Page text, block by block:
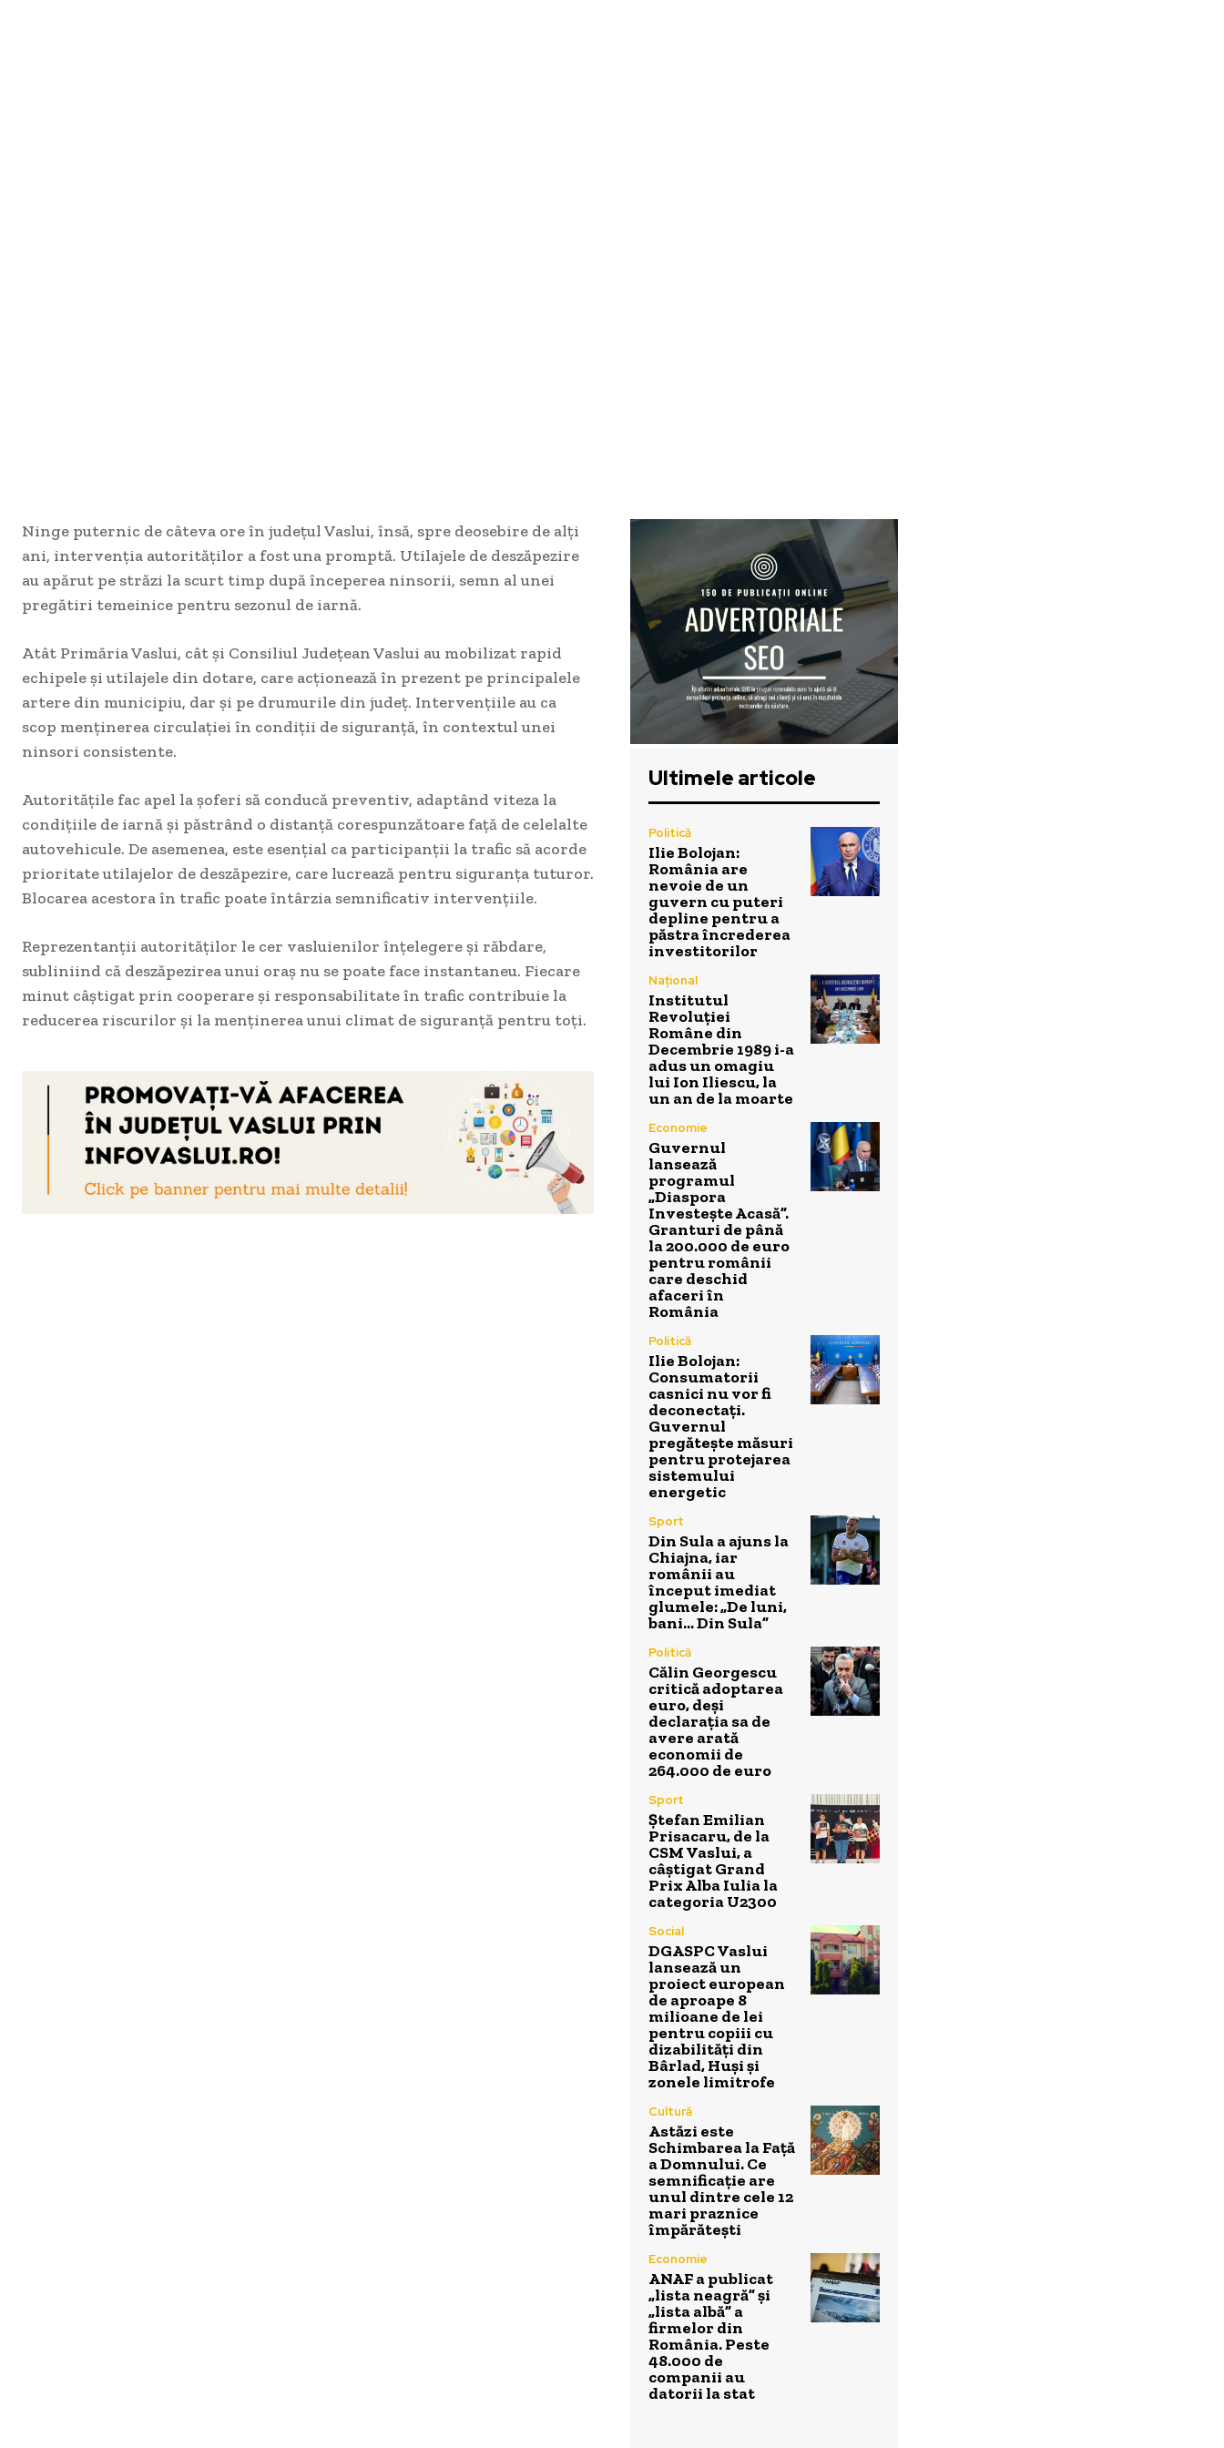
Ninge puternic de câteva ore în județul Vaslui, însă, spre deosebire de alți
ani, intervenția autorităților a fost una promptă. Utilajele de deszăpezire
au apărut pe străzi la scurt timp după începerea ninsorii, semn al unei
pregătiri temeinice pentru sezonul de iarnă.
Atât Primăria Vaslui, cât și Consiliul Județean Vaslui au mobilizat rapid
echipele și utilajele din dotare, care acționează în prezent pe principalele
artere din municipiu, dar și pe drumurile din județ. Intervențiile au ca
scop menținerea circulației în condiții de siguranță, în contextul unei
ninsori consistente.
Autoritățile fac apel la șoferi să conducă preventiv, adaptând viteza la
condițiile de iarnă și păstrând o distanță corespunzătoare față de celelalte
autovehicule. De asemenea, este esențial ca participanții la trafic să acorde
prioritate utilajelor de deszăpezire, care lucrează pentru siguranța tuturor.
Blocarea acestora în trafic poate întârzia semnificativ intervențiile.
Reprezentanții autorităților le cer vasluienilor înțelegere și răbdare,
subliniind că deszăpezirea unui oraș nu se poate face instantaneu. Fiecare
minut câștigat prin cooperare și responsabilitate în trafic contribuie la
reducerea riscurilor și la menținerea unui climat de siguranță pentru toți.
Ultimele articole
Politică
Ilie Bolojan:
România are
nevoie de un
guvern cu puteri
depline pentru a
păstra încrederea
investitorilor
Național
Institutul
Revoluției
Române din
Decembrie 1989 i-a
adus un omagiu
lui Ion Iliescu, la
un an de la moarte
Economie
Guvernul
lansează
programul
„Diaspora
Investește Acasă”.
Granturi de până
la 200.000 de euro
pentru românii
care deschid
afaceri în
România
Politică
Ilie Bolojan:
Consumatorii
casnici nu vor fi
deconectați.
Guvernul
pregătește măsuri
pentru protejarea
sistemului
energetic
Sport
Din Sula a ajuns la
Chiajna, iar
românii au
început imediat
glumele: „De luni,
bani… Din Sula”
Politică
Călin Georgescu
critică adoptarea
euro, deși
declarația sa de
avere arată
economii de
264.000 de euro
Sport
Ștefan Emilian
Prisacaru, de la
CSM Vaslui, a
câștigat Grand
Prix Alba Iulia la
categoria U2300
Social
DGASPC Vaslui
lansează un
proiect european
de aproape 8
milioane de lei
pentru copiii cu
dizabilități din
Bârlad, Huși și
zonele limitrofe
Cultură
Astăzi este
Schimbarea la Față
a Domnului. Ce
semnificație are
unul dintre cele 12
mari praznice
împărătești
Economie
ANAF a publicat
„lista neagră” și
„lista albă” a
firmelor din
România. Peste
48.000 de
companii au
datorii la stat